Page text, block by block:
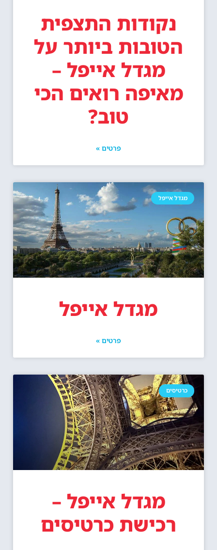
נקודות התצפית
הטובות ביותר על
מגדל אייפל –
מאיפה רואים הכי
טוב?
מגדל אייפל
מגדל אייפל
כרטיסים
מגדל אייפל –
רכישת כרטיסים